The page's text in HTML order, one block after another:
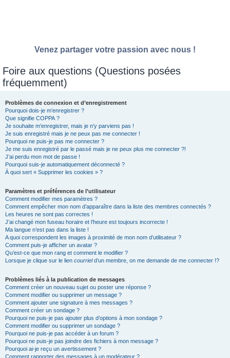
Venez partager votre passion avec nous !
Foire aux questions (Questions posées
fréquemment)
Problèmes de connexion et d’enregistrement
Pourquoi dois-je m’enregistrer ?
Que signifie COPPA ?
Je souhaite m’enregistrer, mais je n’y parviens pas !
Je suis enregistré mais je ne peux pas me connecter !
Pourquoi ne puis-je pas me connecter ?
Je me suis enregistré par le passé mais je ne peux plus me connecter ?!
J’ai perdu mon mot de passe !
Pourquoi suis-je automatiquement déconnecté ?
À quoi sert « Supprimer les cookies » ?
Paramètres et préférences de l’utilisateur
Comment modifier mes paramètres ?
Comment empêcher mon nom d’apparaître dans la liste des membres connectés ?
Les heures ne sont pas correctes !
J’ai changé mon fuseau horaire et l’heure est toujours incorrecte !
Ma langue n’est pas dans la liste !
A quoi correspondent les images à proximité de mon nom d’utilisateur ?
Comment puis-je afficher un avatar ?
Qu’est-ce que mon rang et comment le modifier ?
Lorsque je clique sur le lien courrield’un membre, on me demande de me connecter !?
Problèmes liés à la publication de messages
Comment créer un nouveau sujet ou poster une réponse ?
Comment modifier ou supprimer un message ?
Comment ajouter une signature à mes messages ?
Comment créer un sondage ?
Pourquoi ne puis-je pas ajouter plus d’options à mon sondage ?
Comment modifier ou supprimer un sondage ?
Pourquoi ne puis-je pas accéder à un forum ?
Pourquoi ne puis-je pas joindre des fichiers à mon message ?
Pourquoi ai-je reçu un avertissement ?
Comment rapporter des messages à un modérateur ?